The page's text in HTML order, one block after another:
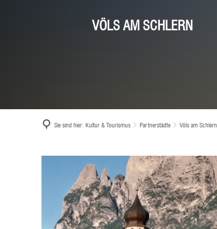
VÖLS AM SCHLERN
Sie sind hier: Kultur & Tourismus Partnerstädte Völs am Schlern